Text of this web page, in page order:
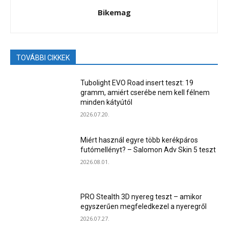
Bikemag
TOVÁBBI CIKKEK
Tubolight EVO Road insert teszt: 19
gramm, amiért cserébe nem kell félnem
minden kátyútól
2026.07.20.
Miért használ egyre több kerékpáros
futómellényt? – Salomon Adv Skin 5 teszt
2026.08.01.
PRO Stealth 3D nyereg teszt – amikor
egyszerűen megfeledkezel a nyeregről
2026.07.27.